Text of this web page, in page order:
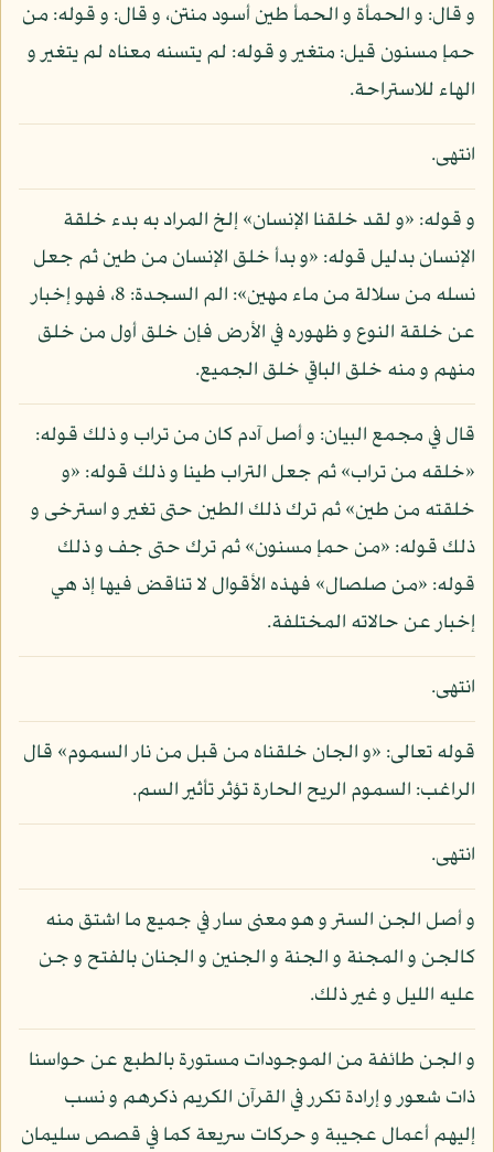
و قال: و الحمأة و الحمأ طين أسود منتن، و قال: و قوله: من
حمإ مسنون قيل: متغير و قوله: لم يتسنه معناه لم يتغير و
الهاء للاستراحة.
انتهى.
و قوله: «و لقد خلقنا الإنسان» إلخ المراد به بدء خلقة
الإنسان بدليل قوله: «و بدأ خلق الإنسان من طين ثم جعل
نسله من سلالة من ماء مهين»: الم السجدة: 8، فهو إخبار
عن خلقة النوع و ظهوره في الأرض فإن خلق أول من خلق
منهم و منه خلق الباقي خلق الجميع.
قال في مجمع البيان: و أصل آدم كان من تراب و ذلك قوله:
«خلقه من تراب» ثم جعل التراب طينا و ذلك قوله: «و
خلقته من طين» ثم ترك ذلك الطين حتى تغير و استرخى و
ذلك قوله: «من حمإ مسنون» ثم ترك حتى جف و ذلك
قوله: «من صلصال» فهذه الأقوال لا تناقض فيها إذ هي
إخبار عن حالاته المختلفة.
انتهى.
قوله تعالى: «و الجان خلقناه من قبل من نار السموم» قال
الراغب: السموم الريح الحارة تؤثر تأثير السم.
انتهى.
و أصل الجن الستر و هو معنى سار في جميع ما اشتق منه
كالجن و المجنة و الجنة و الجنين و الجنان بالفتح و جن
عليه الليل و غير ذلك.
و الجن طائفة من الموجودات مستورة بالطبع عن حواسنا
ذات شعور و إرادة تكرر في القرآن الكريم ذكرهم و نسب
إليهم أعمال عجيبة و حركات سريعة كما في قصص سليمان